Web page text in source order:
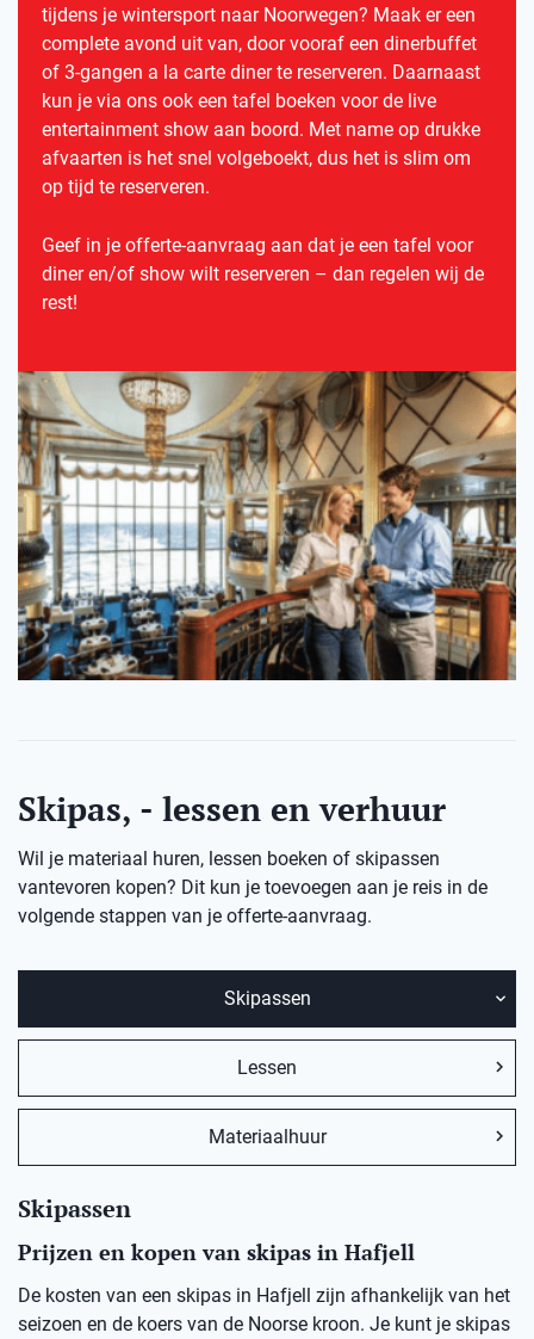
tijdens je wintersport naar Noorwegen? Maak er een
complete avond uit van, door vooraf een dinerbuffet
of 3-gangen a la carte diner te reserveren. Daarnaast
kun je via ons ook een tafel boeken voor de live
entertainment show aan boord. Met name op drukke
afvaarten is het snel volgeboekt, dus het is slim om
op tijd te reserveren.
Geef in je offerte-aanvraag aan dat je een tafel voor
diner en/of show wilt reserveren – dan regelen wij de
rest!
Skipas, - lessen en verhuur
Wil je materiaal huren, lessen boeken of skipassen
vantevoren kopen? Dit kun je toevoegen aan je reis in de
volgende stappen van je offerte-aanvraag.
Skipassen
Lessen
Materiaalhuur
Skipassen
Prijzen en kopen van skipas in Hafjell
De kosten van een skipas in Hafjell zijn afhankelijk van het
seizoen en de koers van de Noorse kroon. Je kunt je skipas